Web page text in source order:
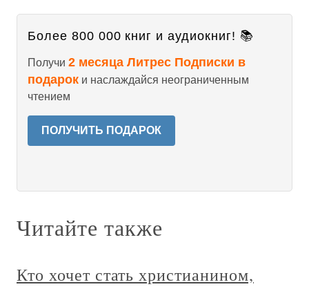
Более 800 000 книг и аудиокниг! 📚
Получи 2 месяца Литрес Подписки в
подарок и наслаждайся неограниченным
чтением
ПОЛУЧИТЬ ПОДАРОК
Читайте также
Кто хочет стать христианином,